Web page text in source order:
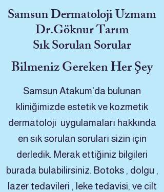
Samsun Dermatoloji Uzmanı
Dr.Göknur Tarım
Sık Sorulan Sorular
Bilmeniz Gereken Her Şey
Samsun Atakum'da bulunan
kliniğimizde estetik ve kozmetik
dermatoloji uygulamaları hakkında
en sık sorulan soruları sizin için
derledik. Merak ettiğiniz bilgileri
burada bulabilirsiniz. Botoks , dolgu ,
lazer tedavileri , leke tedavisi, ve cilt